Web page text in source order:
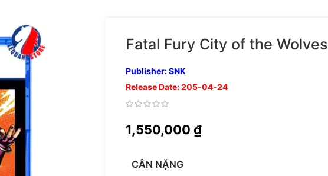
Fatal Fury City of the Wolves
Publisher: SNK
Release Date: 205-04-24
1,550,000 ₫
CÂN NẶNG